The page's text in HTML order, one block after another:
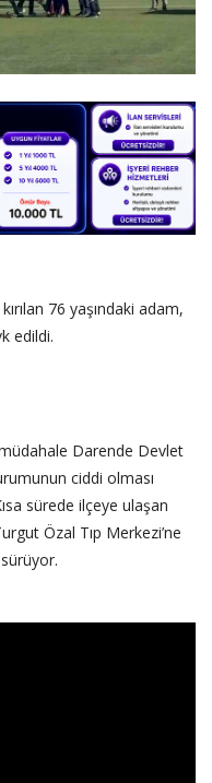
76 yaşındaki adam,
edildi.
müdahale Darende Devlet
ciddi olması
sürede ilçeye ulaşan
Özal Tıp Merkezi’ne